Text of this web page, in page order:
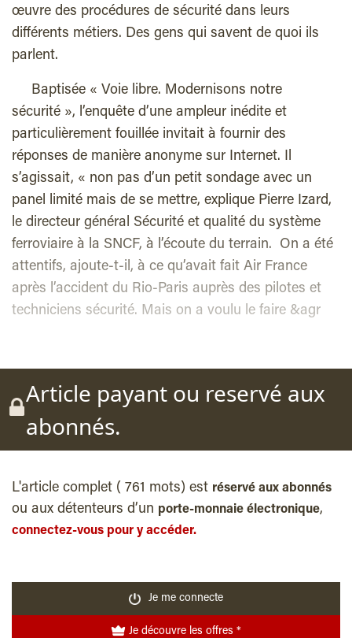
œuvre des procédures de sécurité dans leurs
différents métiers. Des gens qui savent de quoi ils
parlent.
Baptisée « Voie libre. Modernisons notre
sécurité », l’enquête d’une ampleur inédite et
particulièrement fouillée invitait à fournir des
réponses de manière anonyme sur Internet. Il
s’agissait, « non pas d’un petit sondage avec un
panel limité mais de se mettre, explique Pierre Izard,
le directeur général Sécurité et qualité du système
ferroviaire à la SNCF, à l’écoute du terrain. On a été
attentifs, ajoute-t-il, à ce qu’avait fait Air France
après l’accident du Rio-Paris auprès des pilotes et
techniciens sécurité. Mais on a voulu le faire &agr
Article payant ou reservé aux
abonnés.
L'article complet ( 761 mots) est réservé aux abonnés
ou aux détenteurs d’un porte-monnaie électronique,
connectez-vous pour y accéder.
Je me connecte
Je découvre les offres *